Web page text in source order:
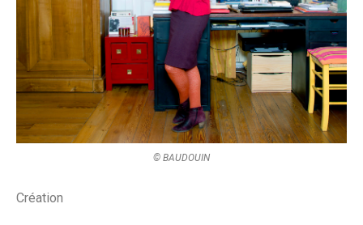
© BAUDOUIN
Création